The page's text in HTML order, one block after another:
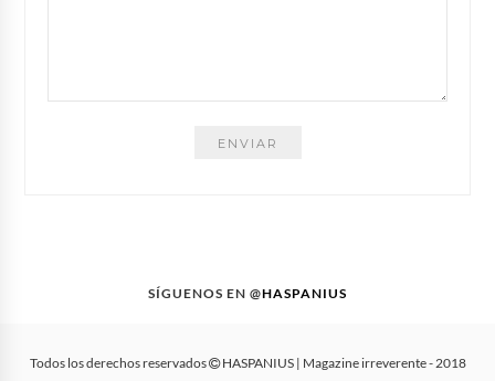
SÍGUENOS EN @ HASPANIUS
Todos los derechos reservados HASPANIUS | Magazine irreverente- 2018